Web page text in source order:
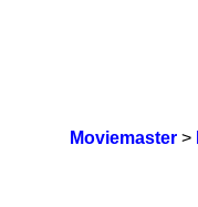
Moviemaster>